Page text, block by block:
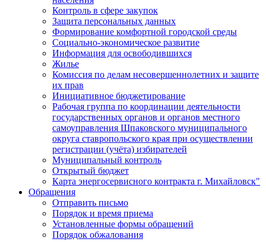
Контроль в сфере закупок
Защита персональных данных
Формирование комфортной городской среды
Социально-экономическое развитие
Информация для освободившихся
Жилье
Комиссия по делам несовершеннолетних и защите
их прав
Инициативное бюджетирование
Рабочая группа по координации деятельности
государственных органов и органов местного
самоуправления Шпаковского муниципального
округа ставропольского края при осуществлении
регистрации (учёта) избирателей
Муниципальный контроль
Открытый бюджет
Карта энергосервисного контракта г. Михайловск"
Обращения
Отправить письмо
Порядок и время приема
Установленные формы обращений
Порядок обжалования